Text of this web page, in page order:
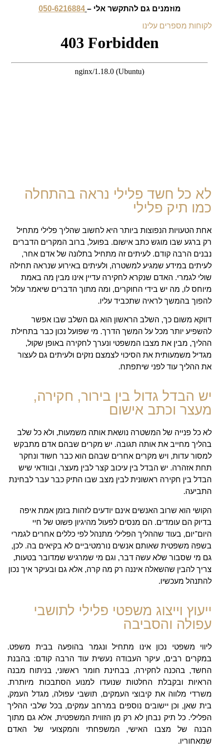
מוזמנים גם להתקשר אלי – 050-6216884
לקוחות מספרים עלינו
לא כל חשד פלילי נראה בהתחלה
כמו תיק פלילי
אחת הטעויות הנפוצות ביותר היא לחשוב שהליך פלילי מתחיל
רק ברגע שבו מוגש כתב אישום. בפועל, ברוב המקרים הדברים
נבנים הרבה קודם. לעיתים זה מתחיל בתלונה של אדם אחר,
לעיתים במידע שמגיע למשטרה, ולעיתים באירוע שנראה תחילה
שולי לגמרי. האדם שנקרא לחקירה עדיין אינו מבין מה באמת
מיוחס לו, מה יש בידי החוקרים, ומה מתוך הדברים שיאמר עלול
להפוך בהמשך לראיה שתכביד עליו.
דווקא משום כך, השלב הראשון הוא גם השלב שבו אפשר
להשפיע יותר מכל על המשך הדרך. מי שפועל נכון כבר בתחילת
ההליך, מבין את מצבו המשפטי ונערך לחקירה באופן שקול,
מגדיל משמעותית את הסיכוי לצמצם נזקים ולעיתים גם לעצור
את ההליך עוד לפני שיתפתח.
יש הבדל גדול בין בירור, חקירה,
מעצר וכתב אישום
לא כל פנייה של המשטרה נושאת אותה משמעות, ולא כל שלב
בהליך מחייב את אותה תגובה. יש מקרים שבהם אדם מתבקש
למסור עדות, ויש מקרים אחרים שבהם הוא כבר חשוד ונחקר
תחת אזהרה. יש הבדל בין עיכוב קצר לבין מעצר, ובוודאי שיש
הבדל בין חקירה ראשונית לבין מצב שבו התיק כבר עבר לבחינת
התביעה.
הקושי הוא שרוב האנשים אינם יודעים לזהות בזמן אמת איפה
בדיוק הם עומדים. הם מנסים לפעול מהיגיון פשוט של חיי
היום־יום, בעוד שההליך הפלילי מתנהל לפי כללים אחרים לגמרי
בשפה משפטית שאותם אנשים נורמטיביים לא בקיאים בה. לכן,
גם מי שסבור שלא עשה דבר, וגם מי שמרגיש שמדובר בטעות,
צריך להבין שהשאלה איננה רק מה קרה, אלא גם ובעיקר איך נכון
להתנהל מעכשיו.
ייעוץ וייצוג משפטי פלילי לתושבי
עפולה והסביבה
ליווי משפטי נכון אינו מתחיל ונגמר בהופעה בבית משפט.
במקרים רבים, עיקר העבודה נעשית עוד הרבה קודם: בהבנת
החשד, בהכנה לחקירה, בבחינת חומר ראשוני, בניתוח מבנה
הראיות ובקבלת החלטות שנועדו למנוע הסתבכות מיותרת.
משרדי מלווה את קיבוצי העמקים, תושבי עפולה, מגדל העמק,
בית שאן, וכן יישובים נוספים במרחב עמקים, בכל שלבי ההליך
הפלילי. כל תיק נבחן לא רק מן הזווית המשפטית, אלא גם מתוך
הבנה של מצבו האישי, המשפחתי והמקצועי של האדם
שמאחוריו.